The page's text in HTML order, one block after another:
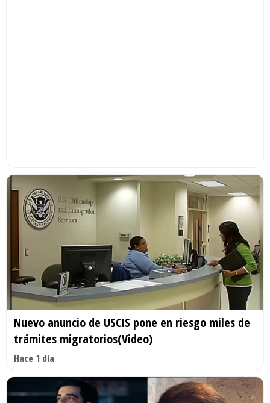
Nuevo anuncio de USCIS pone en riesgo miles de
trámites migratorios(Video)
Hace 1 día